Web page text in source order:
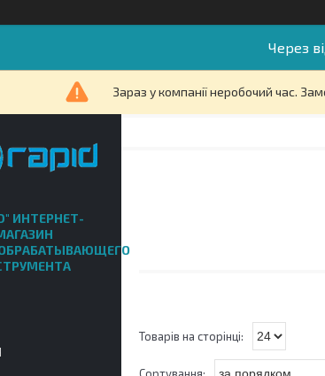
Через
Зараз у компанії неробочий час.
ИНТЕРНЕТ-